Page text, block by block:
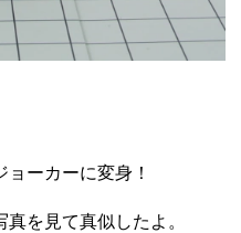
ーカーに変身！
を見て真似したよ。